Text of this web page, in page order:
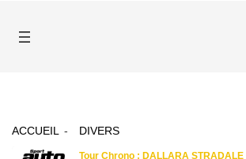
ACCUEIL DIVERS